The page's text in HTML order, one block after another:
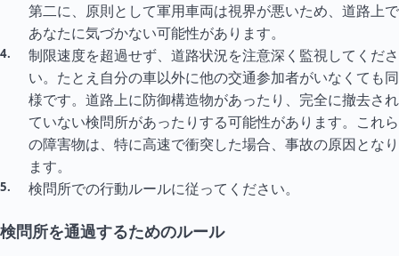
第二に、原則として軍用車両は視界が悪いため、道路上で
あなたに気づかない可能性があります。
制限速度を超過せず、道路状況を注意深く監視してくださ
い。たとえ自分の車以外に他の交通参加者がいなくても同
様です。道路上に防御構造物があったり、完全に撤去され
ていない検問所があったりする可能性があります。これら
の障害物は、特に高速で衝突した場合、事故の原因となり
ます。
検問所での行動ルールに従ってください。
検問所を通過するためのルール